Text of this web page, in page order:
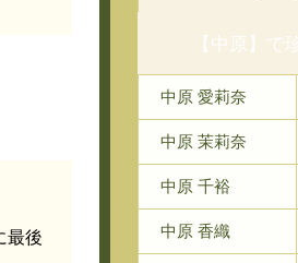
最後
【中原】で
中原 愛莉奈
中原 茉莉奈
中原 千裕
中原 香織